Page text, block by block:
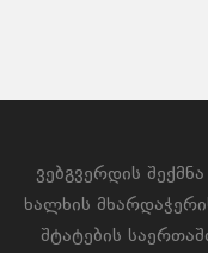
ვებგვერდის
ხალხის
შტატების